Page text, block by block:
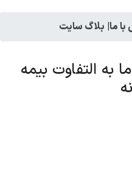
ما| بلاگ سایت
التفاوت بیمه